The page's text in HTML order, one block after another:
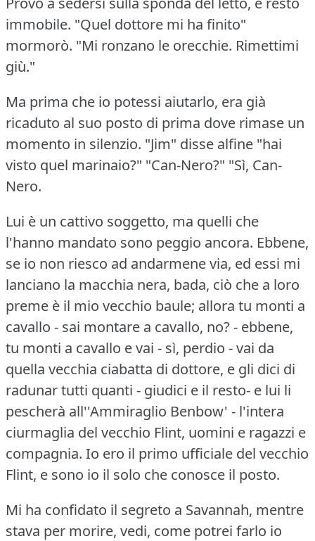
immobile. "Quel dottore mi ha finito"
mormorò. "Mi ronzano le orecchie. Rimettimi
giù."
Ma prima che io potessi aiutarlo, era già
ricaduto al suo posto di prima dove rimase un
momento in silenzio. "Jim" disse alfine "hai
visto quel marinaio?" "Can-Nero?" "Sì, Can-
Nero.
Lui è un cattivo soggetto, ma quelli che
l'hanno mandato sono peggio ancora. Ebbene,
se io non riesco ad andarmene via, ed essi mi
lanciano la macchia nera, bada, ciò che a loro
preme è il mio vecchio baule; allora tu monti a
cavallo - sai montare a cavallo, no?- ebbene,
tu monti a cavallo e vai - sì, perdio - vai da
quella vecchia ciabatta di dottore, e gli dici di
radunar tutti quanti - giudici e il resto- e lui li
pescherà all''Ammiraglio Benbow' - l'intera
ciurmaglia del vecchio Flint, uomini e ragazzi e
compagnia. Io ero il primo ufficiale del vecchio
Flint, e sono io il solo che conosce il posto.
Mi ha confidato il segreto a Savannah, mentre
stava per morire, vedi, come potrei farlo io